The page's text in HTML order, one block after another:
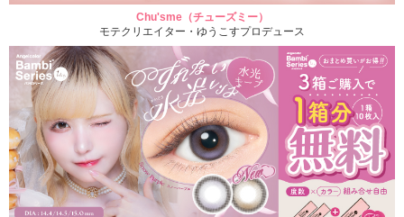
Chu'sme（チューズミー）
モテクリエイター・ゆうこすプロデュース